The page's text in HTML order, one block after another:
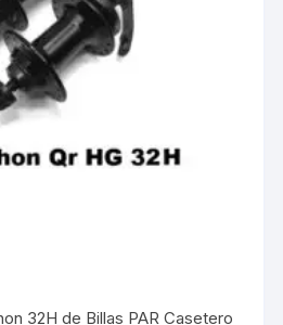
32H de Billas PAR Casetero